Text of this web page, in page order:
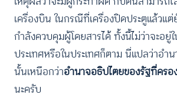
เครื่องบิน ในกรณีที่เครื่องปิดประตูแล้วแ
กำลังควบคุมผู้โดยสารได้ ทั้งนี้ไม่ว่าจะอยู่
ประเทศหรือในประเทศก็ตาม นี่แปลว่าอำ
นั้นเหนือกว่าอำนาจอธิปไตยของรัฐที่คร
นะครับ
โหมดขาวดำ
ฟอนต์อ่านง่าย